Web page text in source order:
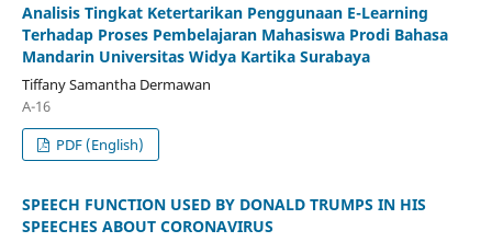
Analisis Tingkat Ketertarikan Penggunaan E-Learning
Terhadap Proses Pembelajaran Mahasiswa Prodi Bahasa
Mandarin Universitas Widya Kartika Surabaya
Tiffany Samantha Dermawan
A-16
PDF (English)
SPEECH FUNCTION USED BY DONALD TRUMPS IN HIS
SPEECHES ABOUT CORONAVIRUS